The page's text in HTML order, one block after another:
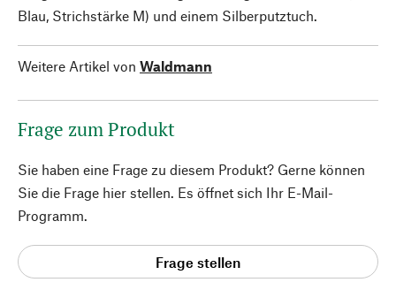
Blau, Strichstärke M) und einem Silberputztuch.
Weitere Artikel von Waldmann
Frage zum Produkt
Sie haben eine Frage zu diesem Produkt? Gerne können
Sie die Frage hier stellen. Es öffnet sich Ihr E-Mail-
Programm.
Frage stellen